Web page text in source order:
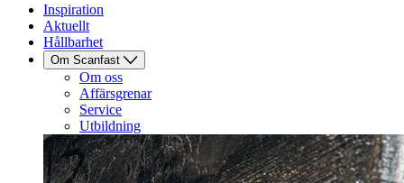
Inspiration
Aktuellt
Hållbarhet
Om Scanfast
Om oss
Affärsgrenar
Service
Utbildning